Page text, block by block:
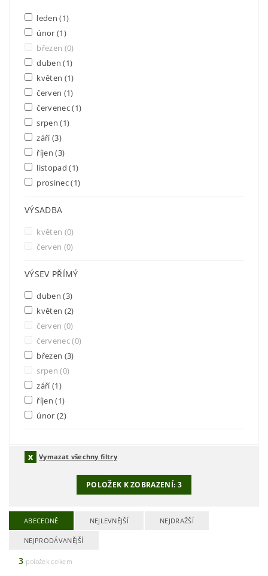
leden(1)
únor (1)
březen (0)
duben(1)
květen (1)
červen (1)
červenec(1)
srpen(1)
září(3)
říjen(3)
listopad(1)
prosinec(1)
VÝSADBA
květen (0)
červen (0)
VÝSEV PŘÍMÝ
duben(3)
květen (2)
červen (0)
červenec(0)
březen (3)
srpen(0)
září(1)
říjen(1)
únor (2)
Vymazat všechny filtry
POLOŽEK K ZOBRAZENÍ: 3
ABECEDNĚ NEJLEVNĚJŠÍ NEJDRAŽŠÍ
NEJPRODÁVANĚJŠÍ
3 položek celkem